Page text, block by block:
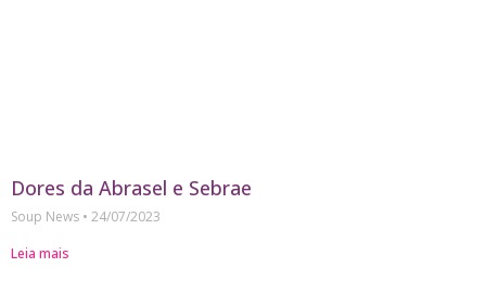
Dores da Abrasel e Sebrae
Soup News
24/07/2023
Leia mais